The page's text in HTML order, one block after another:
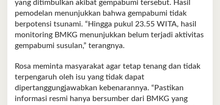
yang ditimbulkan akibat gempabumi tersebut. Hasil
pemodelan menunjukkan bahwa gempabumi tidak
berpotensi tsunami. “Hingga pukul 23.55 WITA, hasil
monitoring BMKG menunjukkan belum terjadi aktivitas
gempabumi susulan,” terangnya.
Rosa meminta masyarakat agar tetap tenang dan tidak
terpengaruh oleh isu yang tidak dapat
dipertanggungjawabkan kebenarannya. “Pastikan
informasi resmi hanya bersumber dari BMKG yang